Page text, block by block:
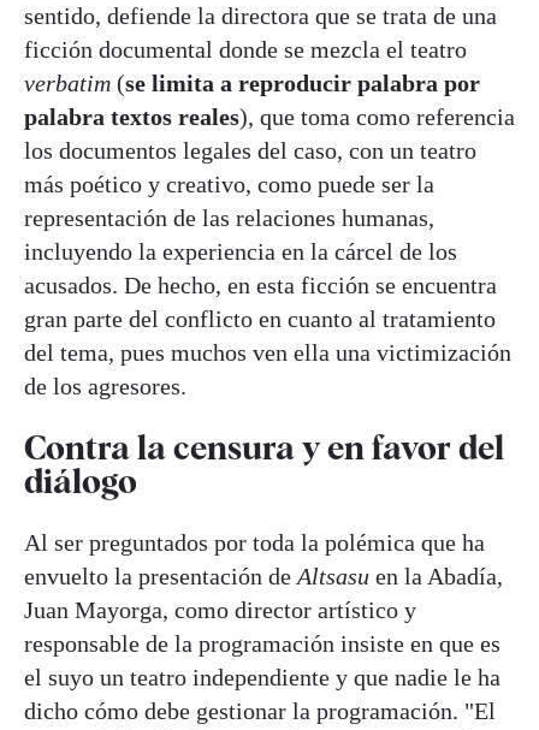
sentido, defiende la directora que se trata de una
ficción documental donde se mezcla el teatro
verbatim (se limita a reproducir palabra por
palabra textos reales), que toma como referencia
los documentos legales del caso, con un teatro
más poético y creativo, como puede ser la
representación de las relaciones humanas,
incluyendo la experiencia en la cárcel de los
acusados. De hecho, en esta ficción se encuentra
gran parte del conflicto en cuanto al tratamiento
del tema, pues muchos ven ella una victimización
de los agresores.
Contra la censura y en favor del
diálogo
Al ser preguntados por toda la polémica que ha
envuelto la presentación de Altsasu en la Abadía,
Juan Mayorga, como director artístico y
responsable de la programación insiste en que es
el suyo un teatro independiente y que nadie le ha
dicho cómo debe gestionar la programación. "El